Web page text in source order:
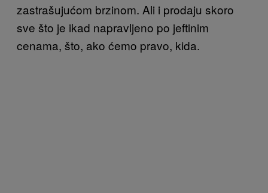
zastrašujućom brzinom. Ali i prodaju skoro
sve što je ikad napravljeno po jeftinim
cenama, što, ako ćemo pravo, kida.